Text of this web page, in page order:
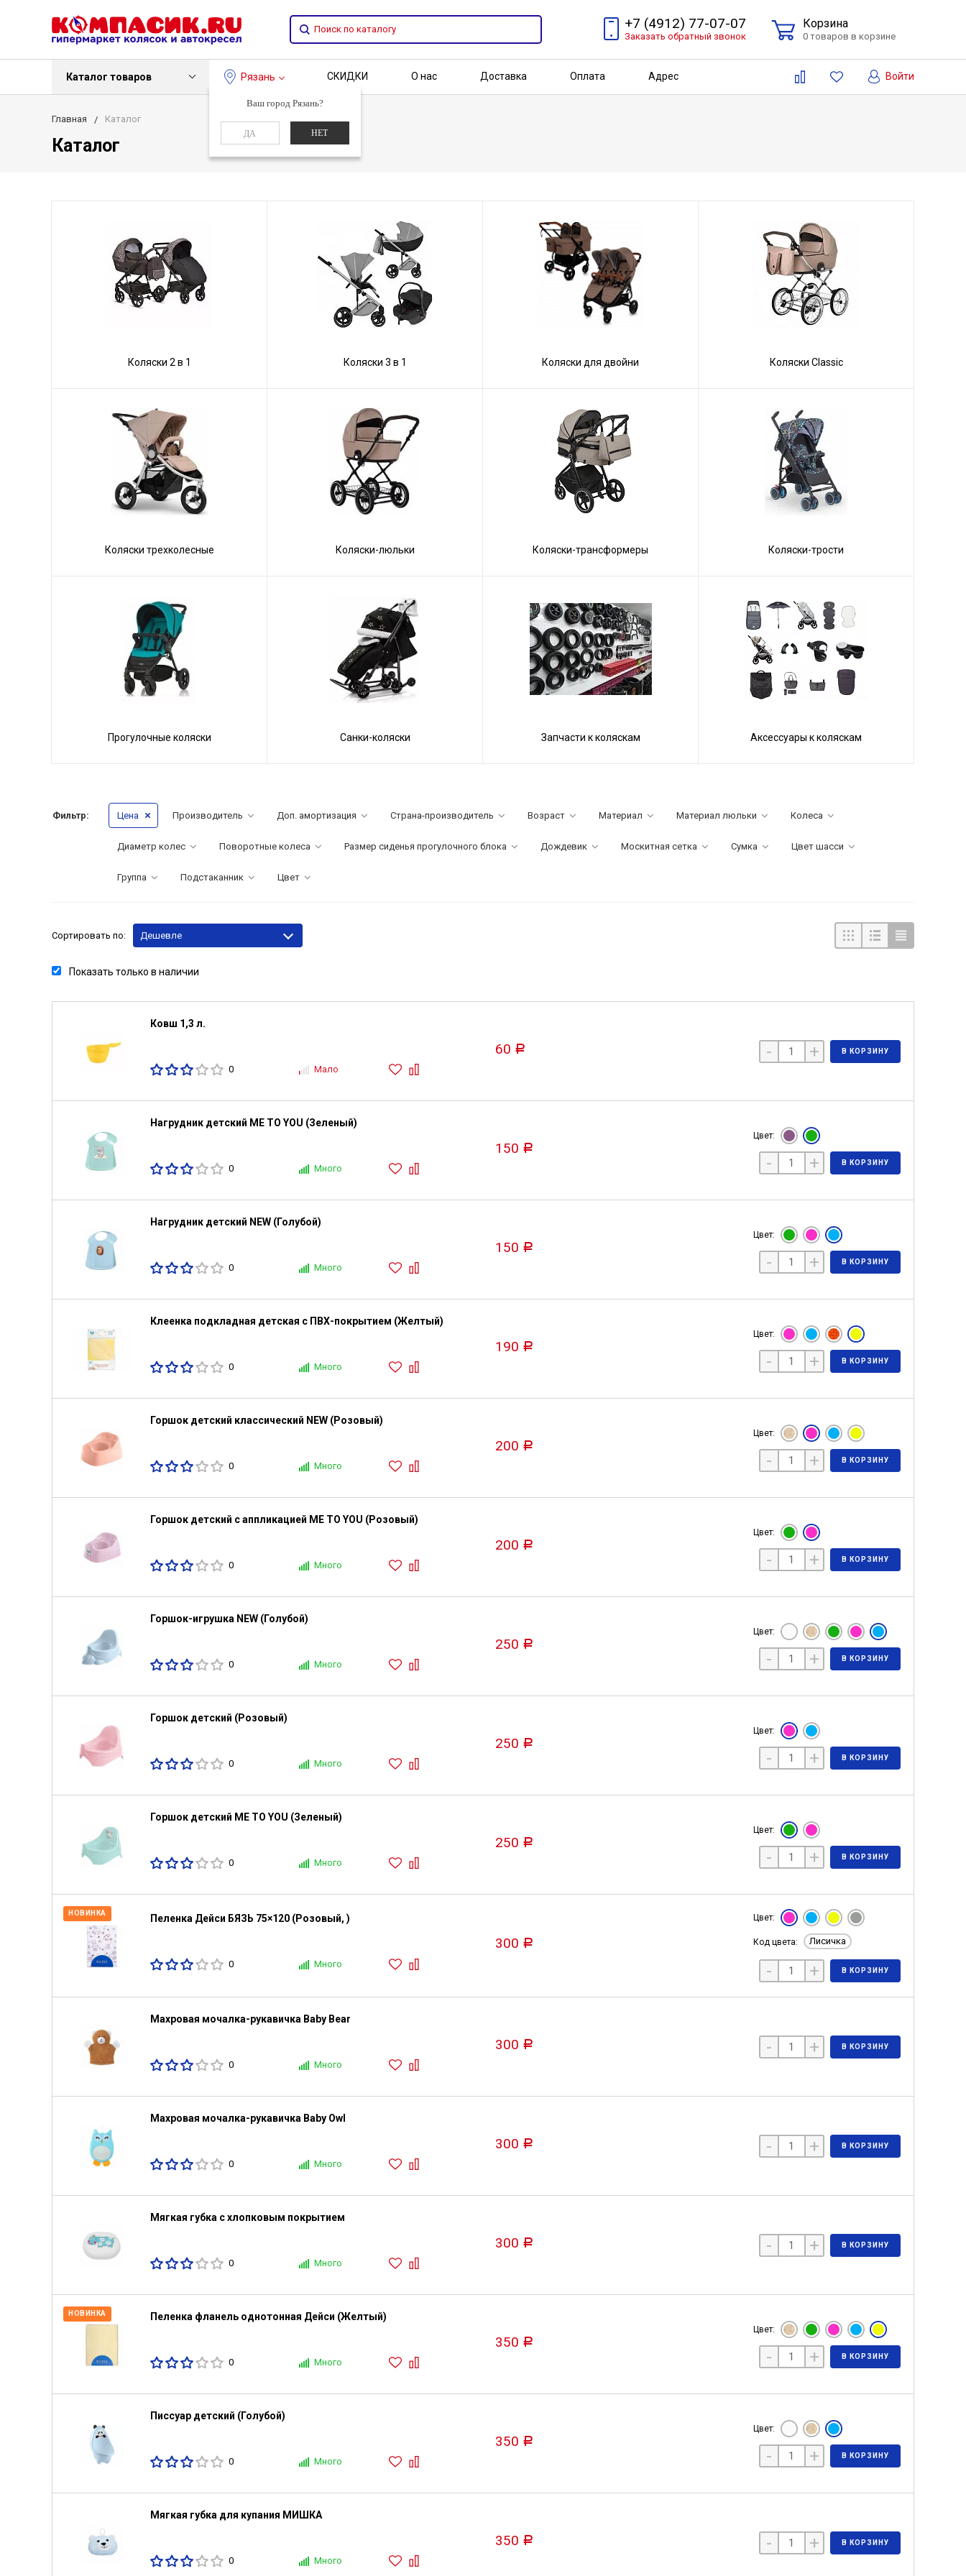
+7 (4912) 77-07-07
Заказать обратный звонок
Корзина
0 товаров в корзине
Каталог товаров Рязань
Ваш город Рязань?
ДА НЕТ
СКИДКИ О нас Доставка Оплата Адрес Войти
Главная Каталог
Каталог
Коляски 2 в 1 Коляски 3 в 1 Коляски для двойни Коляски Сlassic
Коляски трехколесные Коляски-люльки Коляски-трансформеры Коляски-трости
Прогулочные коляски Санки-коляски Запчасти к коляскам Аксессуары к коляскам
Фильтр: Цена Производитель Доп. амортизация Страна-производитель Возраст Материал Материал люльки Колеса
Диаметр колес Поворотные колеса Размер сиденья прогулочного блока Дождевик Москитная сетка Сумка Цвет шасси
Группа Подстаканник Цвет
Сортировать по: Дешевле
Показать только в наличии
Ковш 1,3 л.
0 Мало
60 Р - + В КОРЗИНУ
Нагрудник детский ME TO YOU (Зеленый)
0 Много
150 Р
Цвет:
- + В КОРЗИНУ
Нагрудник детский NEW (Голубой)
0 Много
150 Р
Цвет:
- + В КОРЗИНУ
Клеенка подкладная детская с ПВХ-покрытием (Желтый)
0 Много
190 Р
Цвет:
- + В КОРЗИНУ
Горшок детский классический NEW (Розовый)
0 Много
200 Р
Цвет:
- + В КОРЗИНУ
Горшок детский с аппликацией ME TO YOU (Розовый)
0 Много
200 Р
Цвет:
- + В КОРЗИНУ
Горшок-игрушка NEW (Голубой)
0 Много
250 Р
Цвет:
- + В КОРЗИНУ
Горшок детский (Розовый)
0 Много
250 Р
Цвет:
- + В КОРЗИНУ
Горшок детский ME TO YOU (Зеленый)
0 Много
250 Р
Цвет:
- + В КОРЗИНУ
НОВИНКА Пеленка Дейси БЯЗЬ 75×120 (Розовый, )
0 Много
300 Р
Цвет:
Код цвета: Лисичка
- + В КОРЗИНУ
Махровая мочалка-рукавичка Baby Bear
0 Много
300 Р - + В КОРЗИНУ
Махровая мочалка-рукавичка Baby Owl
0 Много
300 Р - + В КОРЗИНУ
Мягкая губка с хлопковым покрытием
0 Много
300 Р - + В КОРЗИНУ
НОВИНКА Пеленка фланель однотонная Дейси (Желтый)
0 Много
350 Р
Цвет:
- + В КОРЗИНУ
Писсуар детский (Голубой)
0 Много
350 Р
Цвет:
- + В КОРЗИНУ
Мягкая губка для купания МИШКА
0 Много
350 Р - + В КОРЗИНУ